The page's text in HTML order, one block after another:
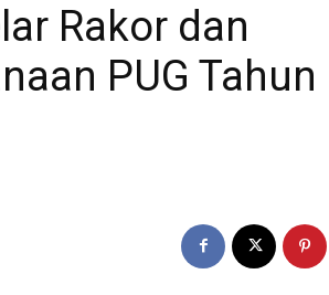
Rakor dan
PUG Tahun